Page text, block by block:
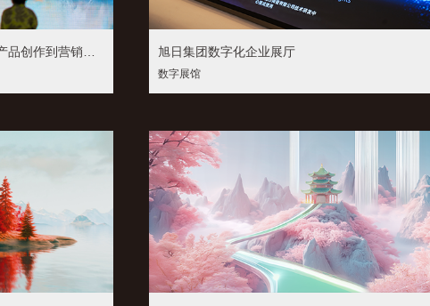
冠珠瓷砖潭州展会--AI赋能“从产品创作到营销全链路” 旭日集团数字化企业展厅
数字展馆